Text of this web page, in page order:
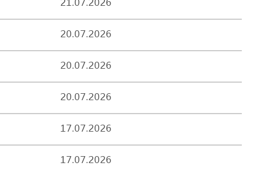
21.07.2026
20.07.2026
20.07.2026
20.07.2026
17.07.2026
17.07.2026